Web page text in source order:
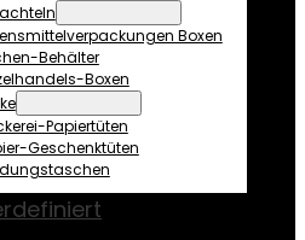
Boxen
Behälter
Boxen
Papiertüten
Geschenktüten